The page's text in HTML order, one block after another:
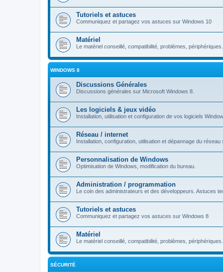
Tutoriels et astuces
Communiquez et partagez vos astuces sur Windows 10
Matériel
Le matériel conseillé, compatibilité, problèmes, périphériques.
WINDOWS 8
Discussions Générales
Discussions générales sur Microsoft Windows 8.
Les logiciels & jeux vidéo
Installation, utilisation et configuration de vos logiciels
Réseau / internet
Installation, configuration, utilisation et dépannage du réseau
Personnalisation de Windows
Optimisation de Windows, modification du bureau.
Administration / programmation
Le coin des administrateurs et des développeurs. Astuces
Tutoriels et astuces
Communiquez et partagez vos astuces sur Windows 8
Matériel
Le matériel conseillé, compatibilité, problèmes, périphériques.
SÉCURITÉ